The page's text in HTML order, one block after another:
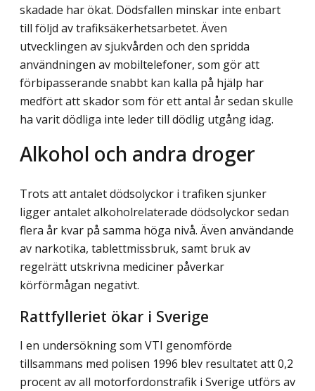
skadade har ökat. Dödsfallen minskar inte enbart
till följd av trafiksäkerhetsarbetet. Även
utvecklingen av sjukvården och den spridda
användningen av mobiltelefoner, som gör att
förbipasserande snabbt kan kalla på hjälp har
medfört att skador som för ett antal år sedan skulle
ha varit dödliga inte leder till dödlig utgång idag.
Alkohol och andra droger
Trots att antalet dödsolyckor i trafiken sjunker
ligger antalet alkoholrelaterade dödsolyckor sedan
flera år kvar på samma höga nivå. Även användande
av narkotika, tablettmissbruk, samt bruk av
regelrätt utskrivna mediciner påverkar
körförmågan negativt.
Rattfylleriet ökar i Sverige
I en undersökning som VTI genomförde
tillsammans med polisen 1996 blev resultatet att 0,2
procent av all motorfordonstrafik i Sverige utförs av